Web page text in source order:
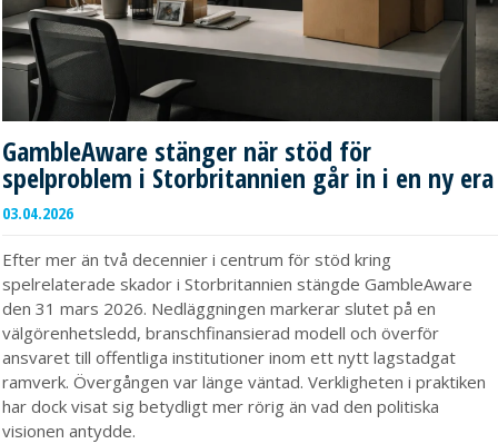
GambleAware stänger när stöd för
spelproblem i Storbritannien går in i en ny era
03.04.2026
Efter mer än två decennier i centrum för stöd kring
spelrelaterade skador i Storbritannien stängde GambleAware
den 31 mars 2026. Nedläggningen markerar slutet på en
välgörenhetsledd, branschfinansierad modell och överför
ansvaret till offentliga institutioner inom ett nytt lagstadgat
ramverk. Övergången var länge väntad. Verkligheten i praktiken
har dock visat sig betydligt mer rörig än vad den politiska
visionen antydde.